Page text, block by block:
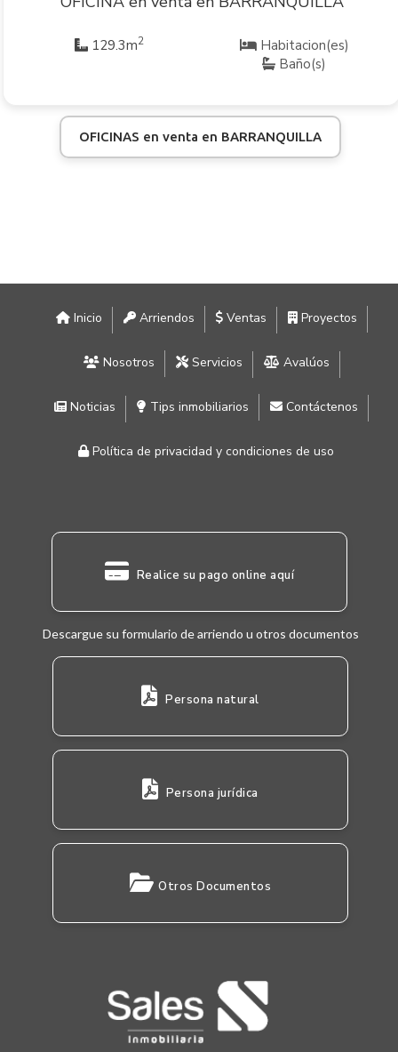
129.3m2
Habitacion(es)
Baño(s)
OFICINAS en venta en BARRANQUILLA
Inicio Arriendos Ventas Proyectos
Nosotros Servicios Avalúos
Noticias Tips inmobiliarios Contáctenos
Política de privacidad y condiciones de uso
Realice su pago online aquí
Descargue su formulario de arriendo u otros documentos
Persona natural
Persona jurídica
Otros Documentos